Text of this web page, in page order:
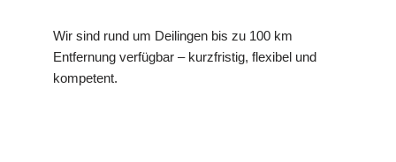
Wir sind rund um Deilingen bis zu 100 km
Entfernung verfügbar – kurzfristig, flexibel und
kompetent.